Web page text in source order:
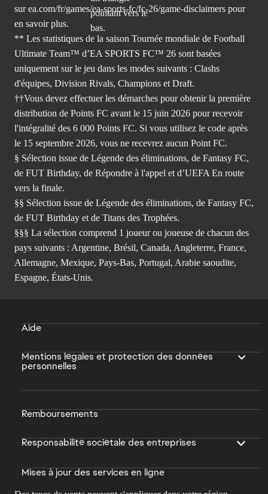
sur ea.com/fr/games/ea-sports-fc/fc-26/game-disclaimers pour
en savoir plus.
** Les statistiques de la saison Tournée mondiale de Football
Ultimate Team™ d’EA SPORTS FC™ 26 sont basées
uniquement sur le jeu dans les modes suivants : Clashs
d'équipes, Division Rivals, Champions et Draft.
††Vous devez effectuer les démarches pour obtenir la première
distribution de Points FC avant le 15 juin 2026 pour recevoir
l'intégralité des 6 000 Points FC. Si vous utilisez le code après
le 15 septembre 2026, vous ne recevrez aucun Point FC.
§ Sélection issue de Légende des éliminations, de Fantasy FC,
de FUT Birthday, de Répondre à l'appel et d’UEFA En route
vers la finale.
§§ Sélection issue de Légende des éliminations, de Fantasy FC,
de FUT Birthday et de Titans des Trophées.
§§§ La sélection comprend 1 joueur ou joueuse de chacun des
pays suivants : Argentine, Brésil, Canada, Angleterre, France,
Allemagne, Mexique, Pays-Bas, Portugal, Arabie saoudite,
Espagne, États-Unis.
Aide
Mentions légales et protection des données
personnelles
Remboursements
Responsabilité sociétale des entreprises
Mises à jour des services en ligne